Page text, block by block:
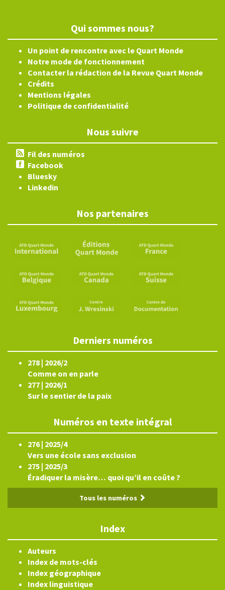
Qui sommes nous?
Un point de rencontre avec le Quart Monde
Notre mode de fonctionnement
Contacter la rédaction de la Revue Quart Monde
Crédits
Mentions légales
Politique de confidentialité
Nous suivre
Fil des numéros
Facebook
Bluesky
Linkedin
Nos partenaires
Derniers numéros
278 | 2026/2
Comme on en parle
277 | 2026/1
Sur le sentier de la paix
Numéros en texte intégral
276 | 2025/4
Vers une école sans exclusion
275 | 2025/3
Éradiquer la misère… quoi qu’il en coûte ?
Tous les numéros
Index
Auteurs
Index de mots-clés
Index géographique
Index linguistique